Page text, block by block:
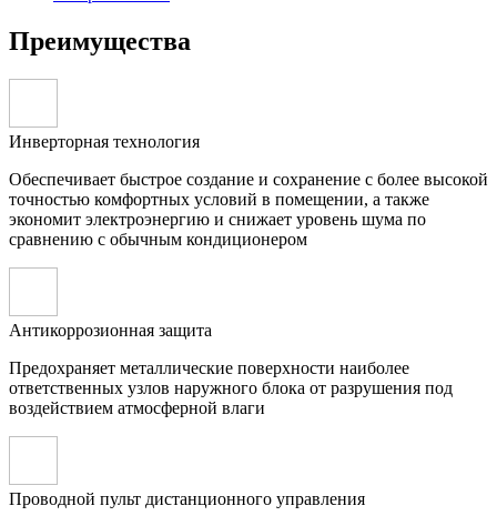
Преимущества
Инверторная технология
Обеспечивает быстрое создание и сохранение с более высокой
точностью комфортных условий в помещении, а также
экономит электроэнергию и снижает уровень шума по
сравнению с обычным кондиционером
Антикоррозионная защита
Предохраняет металлические поверхности наиболее
ответственных узлов наружного блока от разрушения под
воздействием атмосферной влаги
Проводной пульт дистанционного управления